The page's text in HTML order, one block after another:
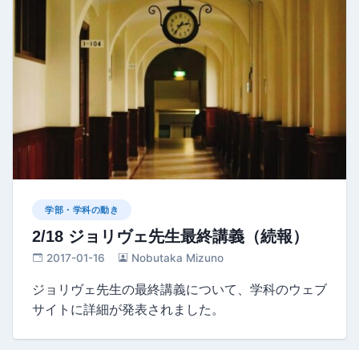
学部・学科の動き
2/18 ジョリヴェ先生最終講義（続報）
2017-01-16 Nobutaka Mizuno
ジョリヴェ先生の最終講義について、学科のウェブ
サイトに詳細が発表されました。